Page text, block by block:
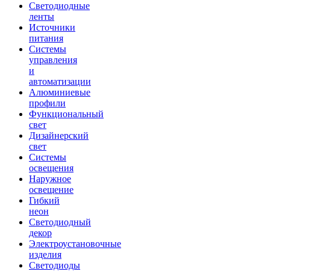
Светодиодные
ленты
Источники
питания
Системы
управления
и
автоматизации
Алюминиевые
профили
Функциональный
свет
Дизайнерский
свет
Системы
освещения
Наружное
освещение
Гибкий
неон
Светодиодный
декор
Электроустановочные
изделия
Светодиоды